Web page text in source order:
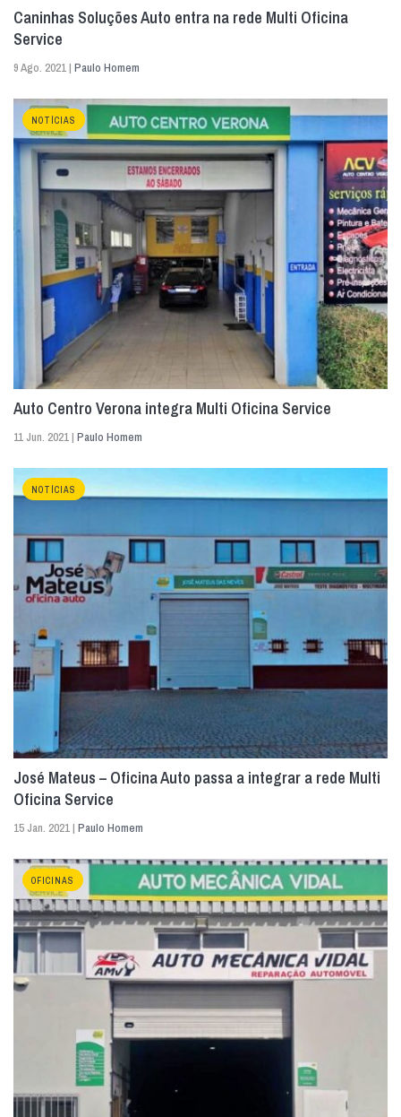
Caninhas Soluções Auto entra na rede Multi Oficina
Service
9 Ago. 2021 | Paulo Homem
NOTÍCIAS
Auto Centro Verona integra Multi Oficina Service
11 Jun. 2021 | Paulo Homem
NOTÍCIAS
José Mateus – Oficina Auto passa a integrar a rede Multi
Oficina Service
15 Jan. 2021 | Paulo Homem
OFICINAS